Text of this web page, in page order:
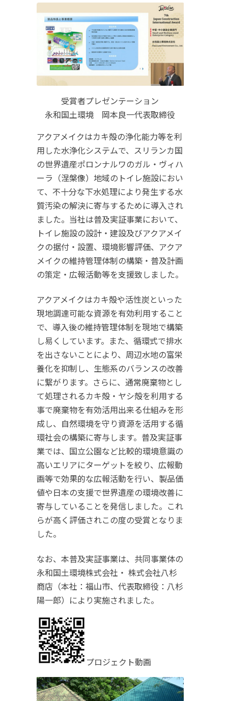
受賞者プレゼンテーション
永和国土環境 岡本良一代表取締役
アクアメイクはカキ殻の浄化能力等を利
用した水浄化システムで、スリランカ国
の世界遺産ポロンナルワのガル・ヴィハ
ーラ（涅槃像）地域のトイレ施設におい
て、不十分な下水処理により発生する水
質汚染の解決に寄与するために導入され
ました。当社は普及実証事業において、
トイレ施設の設計・建設及びアクアメイ
クの据付・設置、環境影響評価、アクア
メイクの維持管理体制の構築・普及計画
の策定・広報活動等を支援致しました。
アクアメイクはカキ殻や活性炭といった
現地調達可能な資源を有効利用すること
で、導入後の維持管理体制を現地で構築
し易くしています。また、循環式で排水
を出さないことにより、周辺水地の富栄
養化を抑制し、生態系のバランスの改善
に繋がります。さらに、通常廃棄物とし
て処理されるカキ殻・ヤシ殻を利用する
事で廃棄物を有効活用出来る仕組みを形
成し、自然環境を守り資源を活用する循
環社会の構築に寄与します。普及実証事
業では、国立公園など比較的環境意識の
高いエリアにターゲットを絞り、広報動
画等で効果的な広報活動を行い、製品価
値や日本の支援で世界遺産の環境改善に
寄与していることを発信しました。これ
らが高く評価されこの度の受賞となりま
した。
なお、本普及実証事業は、共同事業体の
永和国⼟環境株式会社・ 株式会社八杉
商店（本社：福⼭市、代表取締役：八杉
陽一郎）により実施されました。
プロジェクト動画